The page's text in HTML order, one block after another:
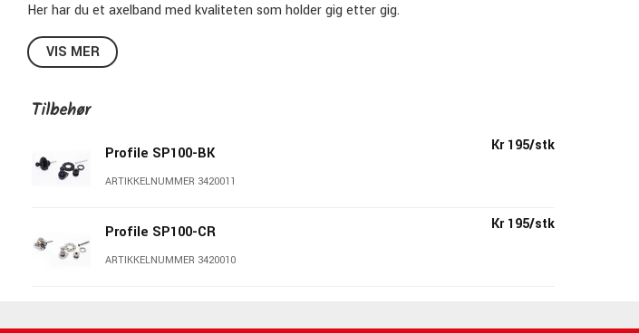
Her har du et axelband med kvaliteten som holder gig etter gig.
Spesifikasjoner:
Bredde:6,6cm (2,6")
Maksimum långde:137cm
Materiale:
VIS MER
Tilbehør
Profile SP100-BK
ARTIKKELNUMMER 3420011
Kr 195/stk
Profile SP100-CR
ARTIKKELNUMMER 3420010
Kr 195/stk